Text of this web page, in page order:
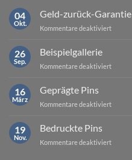
04
Okt.
Geld-zurück-Garantie
Kommentare deaktiviertfür
26
Sep.
Beispielgallerie
Kommentare deaktiviertfür
16
März
Geprägte Pins
Kommentare deaktiviertfür
19
Nov.
Bedruckte Pins
Kommentare deaktiviertfür